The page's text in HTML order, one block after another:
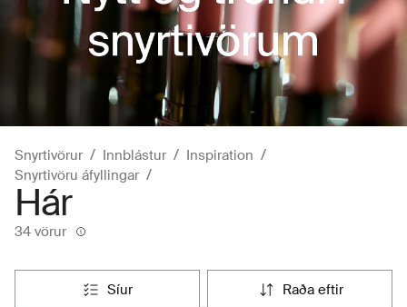
Snyrtivörur Innblástur
Inspiration
Snyrtivöru áfyllingar
Hár
34 vörur
síur raða eftir